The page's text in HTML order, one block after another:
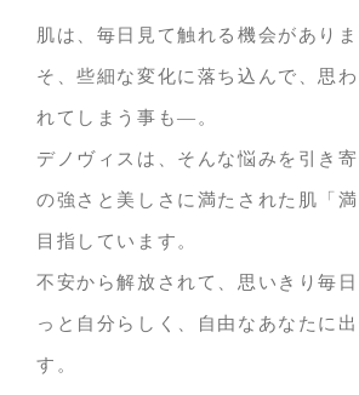
肌は、毎日見て触れる機会があり
そ、些細な変化に落ち込んで、思
れてしまう事も―。
デノヴィスは、そんな悩みを引き
の強さと美しさに満たされた肌「
目指しています。
不安から解放されて、思いきり毎
っと自分らしく、自由なあなたに
す。